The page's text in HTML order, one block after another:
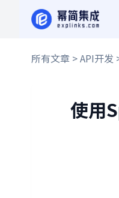
所有文章 >API开发
使用